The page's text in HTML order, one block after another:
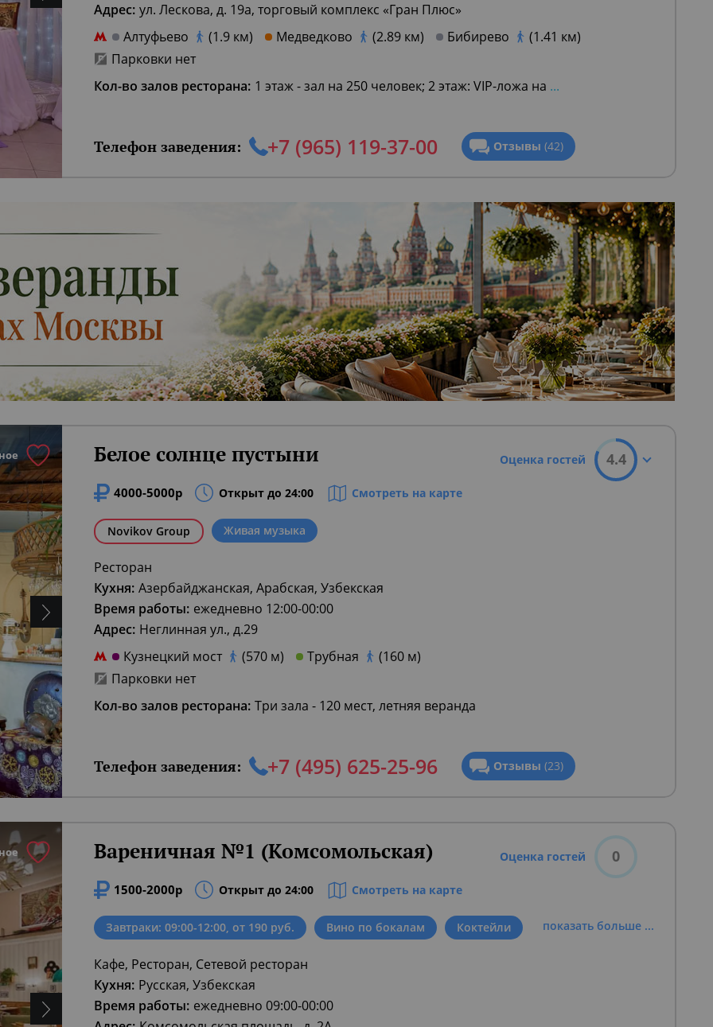
Адрес: ул. Лескова, д. 19а, торговый комплекс «Гран Плюс»
Алтуфьево
(1.9 км) Медведково (2.89 км) Бибирево
(1.41 км)
Парковки нет
Кол-во залов ресторана: 1 этаж - зал на 250 человек; 2 этаж: VIP-ложа на ...
Телефон заведения: +7 (965) 119-37-00 Отзывы (42)
Белое солнце пустыни
4000-5000р Открыт до 24:00 Смотреть на карте
Novikov Group Живая музыка
Ресторан
Кухня: Азербайджанская, Арабская, Узбекская
Время работы: ежедневно 12:00-00:00
Адрес: Неглинная ул., д.29
Кузнецкий мост
(570 м) Трубная
(160 м)
Парковки нет
Кол-во залов ресторана: Три зала - 120 мест, летняя веранда
Телефон заведения: +7 (495) 625-25-96 Отзывы (23)
Оценка гостей 4.4
Вареничная №1 (Комсомольская)
1500-2000р Открыт до 24:00 Смотреть на карте
Завтраки: 09:00-12:00, от 190 руб. Вино по бокалам Коктейли показать больше ...
Кафе, Ресторан, Сетевой ресторан
Кухня: Русская, Узбекская
Время работы: ежедневно 09:00-00:00
Оценка гостей 0